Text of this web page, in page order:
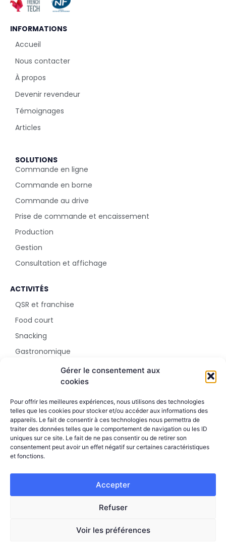
Gérer le consentement aux
cookies
Pour offrir les meilleures expériences, nous utilisons des technologies
telles que les cookies pour stocker et/ou accéder aux informations des
appareils. Le fait de consentir à ces technologies nous permettra de
traiter des données telles que le comportement de navigation ou les ID
uniques sur ce site. Le fait de ne pas consentir ou de retirer son
consentement peut avoir un effet négatif sur certaines caractéristiques
et fonctions.
Accepter
Refuser
Voir les préférences
INFORMATIONS
Accueil
Nous contacter
À propos
Devenir revendeur
Témoignages
Articles
SOLUTIONS
Commande en ligne
Commande en borne
Commande au drive
Prise de commande et encaissement
Production
Gestion
Consultation et affichage
ACTIVITÉS
QSR et franchise
Food court
Snacking
Gastronomique
Parc d'attraction
5 rue Sala
69002 Lyon
+33 4 51 42 09 24
Mentions
Ce site est protégé par reCAPTCHA et Google